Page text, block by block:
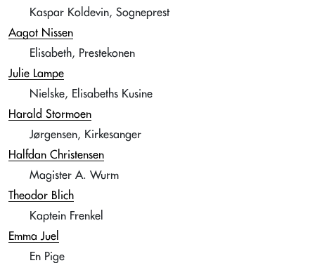
Kaspar Koldevin, Sogneprest
Aagot Nissen
Elisabeth, Prestekonen
Julie Lampe
Nielske, Elisabeths Kusine
Harald Stormoen
Jørgensen, Kirkesanger
Halfdan Christensen
Magister A. Wurm
Theodor Blich
Kaptein Frenkel
Emma Juel
En Pige